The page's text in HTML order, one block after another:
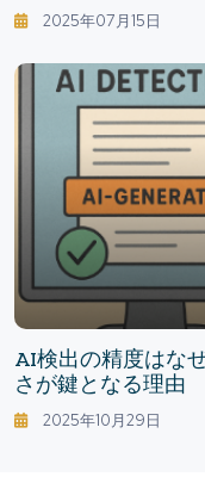
2025年07月15日
AI検出の精度はな
さが鍵となる理由
2025年10月29日